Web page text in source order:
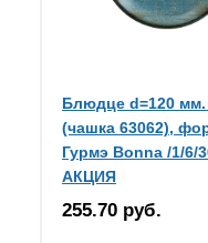
Блюдце d=120
(чашка 63062),
Гурмэ Bonna /1/6/
АКЦИЯ
255.70 руб.